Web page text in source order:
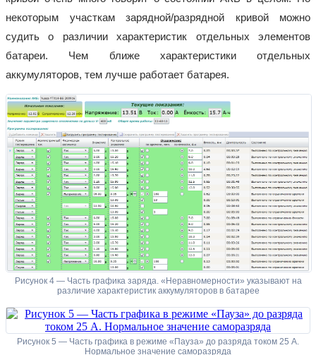
некоторым участкам зарядной/разрядной кривой можно
судить о различии характеристик отдельных элементов
батареи. Чем ближе характеристики отдельных
аккумуляторов, тем лучше работает батарея.
Рисунок 4 — Часть графика заряда. «Неравномерности» указывают на
различие характеристик аккумуляторов в батарее
Рисунок 5 — Часть графика в режиме «Пауза» до разряда током 25 А.
Нормальное значение саморазряда